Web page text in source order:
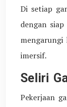
Di setiap
dengan
mengarungi
imersif.
Seliri
Pekerjaan